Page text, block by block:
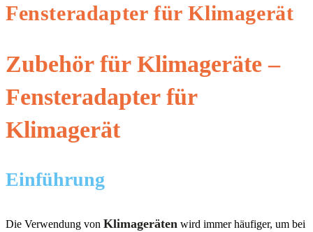
Fensteradapter für Klimagerät
Zubehör für Klimageräte –
Fensteradapter für
Klimagerät
Einführung
Die Verwendung von Klimageräten wird immer häufiger, um bei